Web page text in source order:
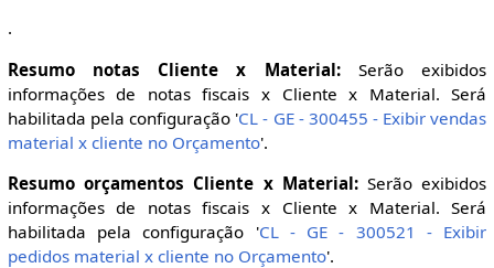
.
Resumo notas Cliente x Material: Serão exibidos
informações de notas fiscais x Cliente x Material. Será
habilitada pela configuração 'CL - GE - 300455 - Exibir vendas
material x cliente no Orçamento'.
Resumo orçamentos Cliente x Material: Serão exibidos
informações de notas fiscais x Cliente x Material. Será
habilitada pela configuração 'CL - GE - 300521 - Exibir
pedidos material x cliente no Orçamento'.